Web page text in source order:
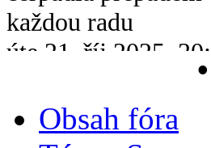
každou radu
úte 21. říj 2025,
Dobrý večer
xsara picasso 2.0
chytne na drc
Obsah fóra